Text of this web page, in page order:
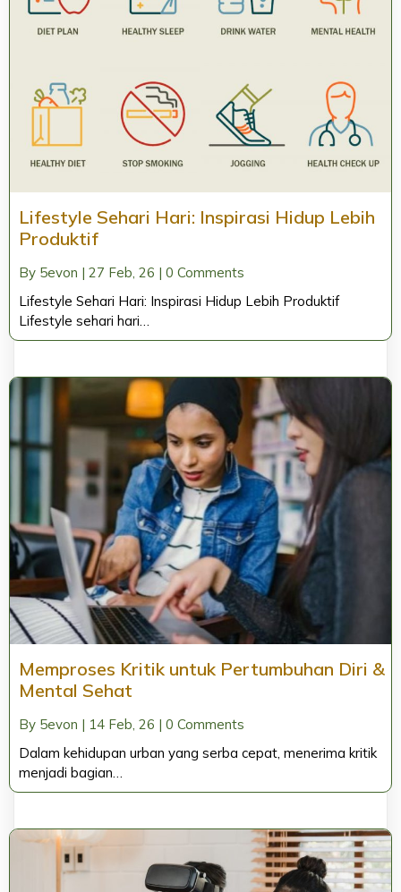
Lifestyle Sehari Hari: Inspirasi Hidup Lebih
Produktif
By 5evon | 27 Feb, 26 | 0 Comments
Lifestyle Sehari Hari: Inspirasi Hidup Lebih Produktif
Lifestyle sehari hari…
Memproses Kritik untuk Pertumbuhan Diri &
Mental Sehat
By 5evon | 14 Feb, 26 | 0 Comments
Dalam kehidupan urban yang serba cepat, menerima kritik
menjadi bagian…